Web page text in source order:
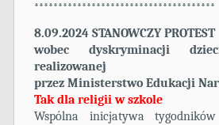
**************************************
8.09.2024 STANOWCZY PROTEST
wobec dyskryminacji
realizowanej
przez Ministerstwo Edukacji
Tak dla religii w szkole
Wspólna inicjatywa